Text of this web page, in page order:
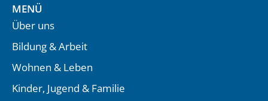
MENÜ
Über uns
Bildung & Arbeit
Wohnen & Leben
Kinder, Jugend & Familie